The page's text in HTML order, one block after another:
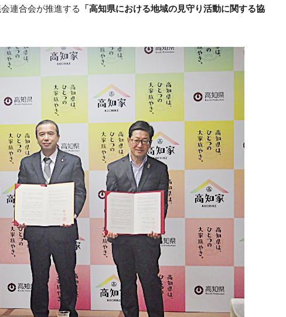
連合会が推進する 「高知県における地域の見守り活動に関する協